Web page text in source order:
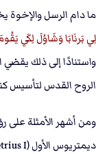
ما دام الرسل
لِي بَرنَابَا وَشَاوُلَ لِكَي
واستنادًا إلى ذلك
الروح القدس لتأسيس
ومن أشهر الأمثلة على